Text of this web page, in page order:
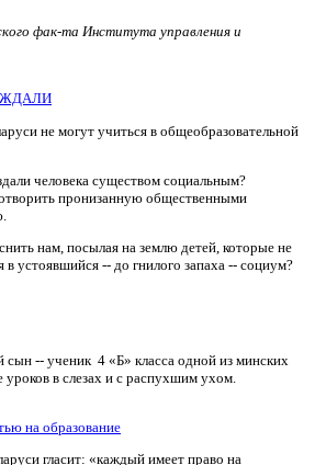
фак-та Института управления и
ЖДАЛИ
не могут учиться в общеобразовательной
человека существом социальным?
пронизанную общественными
нам, посылая на землю детей, которые не
в устоявшийся -- до гнилого запаха -- социум?
сын -- ученик 4 «Б» класса одной из минских
уроков в слезах и с распухшим ухом.
на образование
гласит: «каждый имеет право на